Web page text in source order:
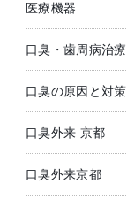
医療機器
口臭・歯周病治療
口臭の原因と対策
口臭外来 京都
口臭外来京都